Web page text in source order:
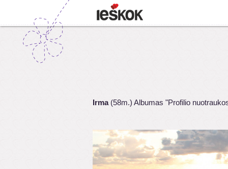
Irma(58m.) Albumas "Profilio